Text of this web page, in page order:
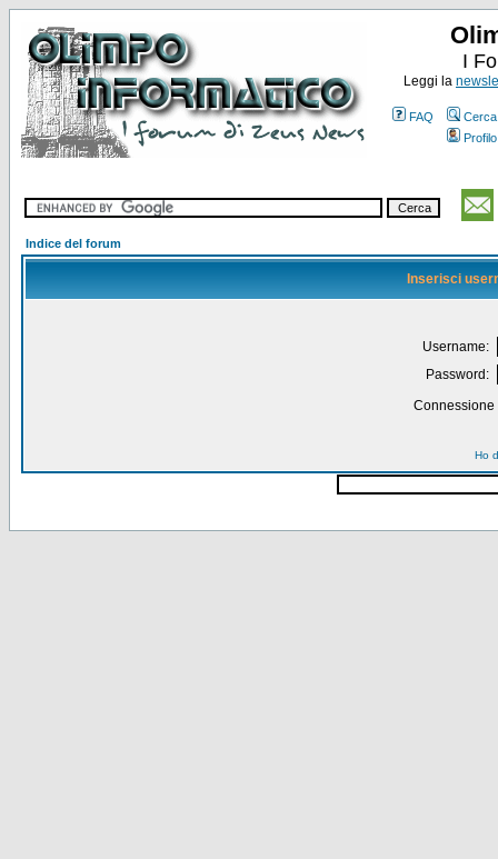
I
Leggi la
FAQ
Cerca
Profilo
Indice del forum
Inserisci
Username:
Password:
Ho